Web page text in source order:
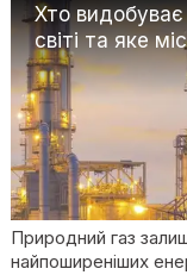
Хто
світі та яке
Природний газ
найпоширеніших